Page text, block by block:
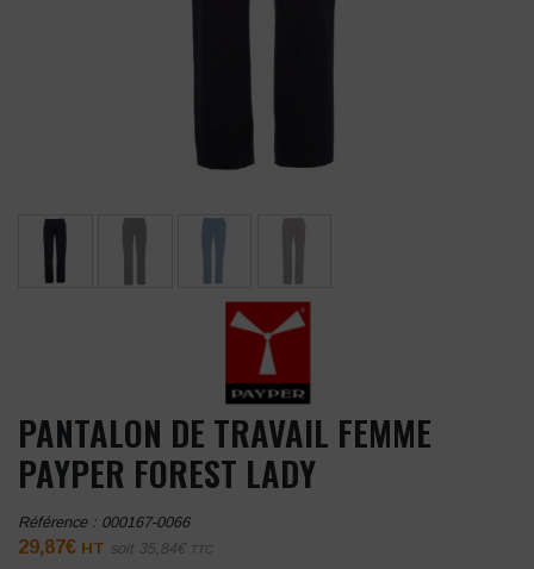
PANTALON DE TRAVAIL FEMME
PAYPER FOREST LADY
Référence : 000167-0066
29,87€ HT soit 35,84€ TTC